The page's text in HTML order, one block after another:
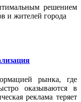
решением
и жителей города
рынка, где
оказываются в
реклама теряет